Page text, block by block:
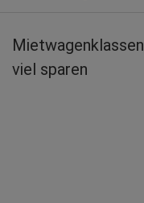
Abholort: Evenes
Vermieter: Thrifty
viel sparen